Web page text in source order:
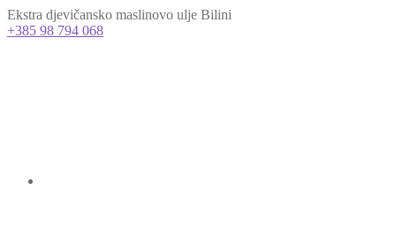
Ekstra djevičansko maslinovo ulje Bilini
+385 98 794 068